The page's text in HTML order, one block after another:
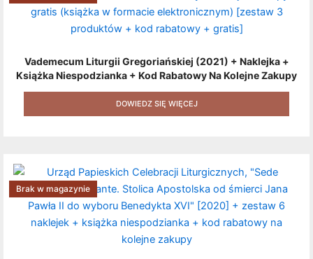
Vademecum Liturgii Gregoriańskiej (2021) + Naklejka +
Książka Niespodzianka + Kod Rabatowy Na Kolejne Zakupy
+ Gratis (książka W Formacie Elektronicznym) [zestaw 3
Produktów + Kod Rabatowy + Gratis]
DOWIEDZ SIĘ WIĘCEJ
Brak w magazynie